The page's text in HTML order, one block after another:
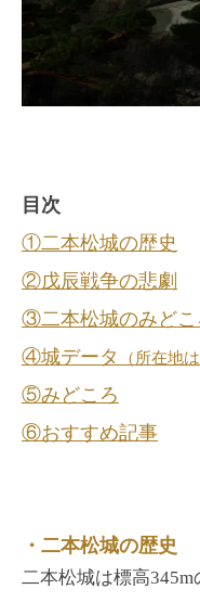
目次
①二本松城の歴史
②戊辰戦争の悲劇
③二本松城のみどこ
④城データ （所在地
⑤みどころ
⑥おすすめ記事
・二本松城の歴史
二本松城は標高